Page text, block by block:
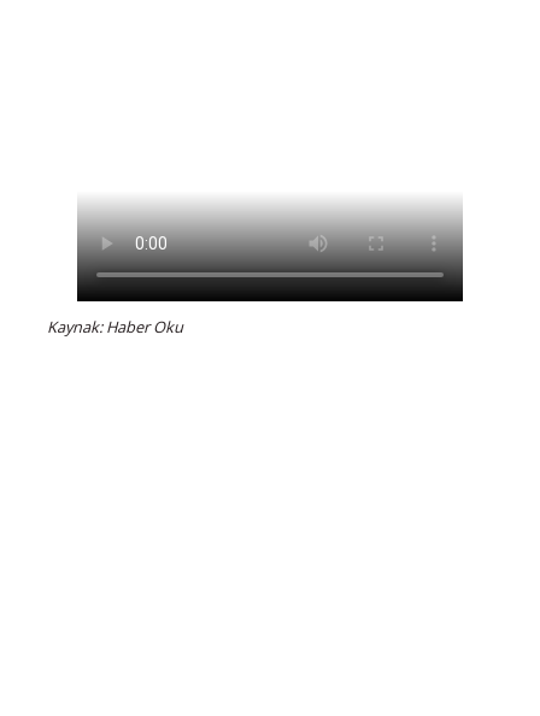
Kaynak: Haber Oku